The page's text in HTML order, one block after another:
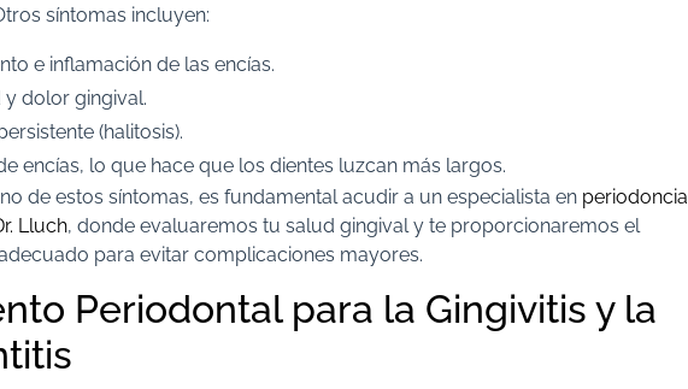
síntomas incluyen:
e inflamación de las encías.
y dolor gingival.
(halitosis).
encías, lo que hace que los dientes luzcan más largos.
de estos síntomas, es fundamental acudir a un especialista en periodoncia
Lluch, donde evaluaremos tu salud gingival y te proporcionaremos el
para evitar complicaciones mayores.
Periodontal para la Gingivitis y la